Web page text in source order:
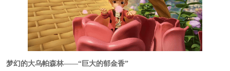
梦幻的大乌帕森林——“巨大的郁金香”